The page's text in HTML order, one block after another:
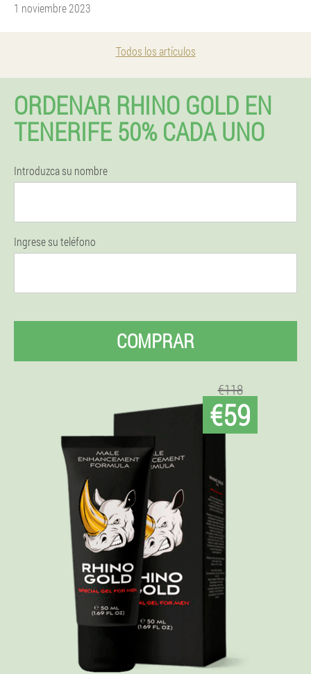
1 noviembre 2023
Todos los artículos
ORDENAR RHINO GOLD EN
TENERIFE 50% CADA UNO
Introduzca su nombre
Ingrese su teléfono
COMPRAR
€118
€59